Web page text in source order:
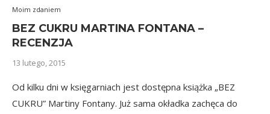
Moim zdaniem
BEZ CUKRU MARTINA FONTANA –
RECENZJA
13 lutego, 2015
Od kilku dni w księgarniach jest dostępna książka „BEZ
CUKRU” Martiny Fontany. Już sama okładka zachęca do